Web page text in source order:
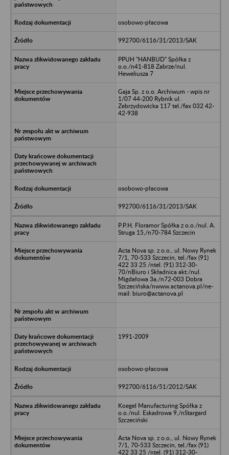
osobowo-płacowa
992700/6116/31/2013/SAK
PPUH "HANBUD" Spółka z
o.o./n41-818 Zabrze/nul.
Heweliusza 7
Gaja Sp. z o.o. Archiwum - wpis nr
1/07 44-200 Rybnik ul.
Zebrzydowicka 117 tel./fax 032 42-
42-938
osobowo-płacowa
992700/6116/31/2013/SAK
P.P.H. Floramor Spółka z o.o./nul. A.
Struga 15,/n70-784 Szczecin
Acta Nova sp. z o.o., ul. Nowy Rynek
7/1, 70-533 Szczecin, tel./fax (91)
422 33 25 /ntel. (91) 312-30-
70/nBiuro i Składnica akt:/nul.
Migdałowa 3a,/n72-003 Dobra
Szczecińska/nwww.actanova.pl/ne-
mail: biuro@actanova.pl
1991-2009
osobowo-płacowa
992700/6116/51/2012/SAK
Koegel Manufacturing Spółka z
o.o./nul. Eskadrowa 9,/nStargard
Szczeciński
Acta Nova sp. z o.o., ul. Nowy Rynek
7/1, 70-533 Szczecin, tel./fax (91)
422 33 25 /ntel. (91) 312-30-